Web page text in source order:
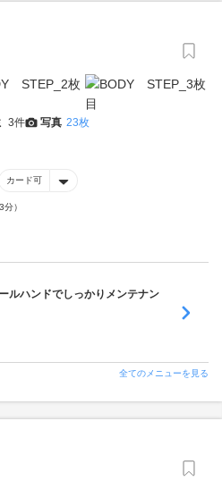
3件 写真 23枚
カード可
）
ルハンドでしっかりメンテナン
全てのメニューを見る